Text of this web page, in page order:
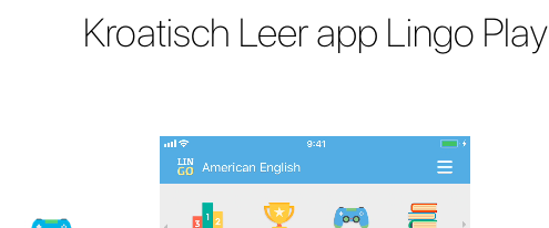
Kroatisch Leer app Lingo Play